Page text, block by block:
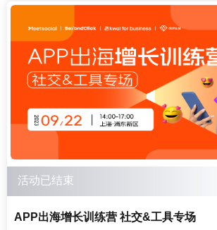
活动已结束
APP出海增长训练营 社交&工具专场